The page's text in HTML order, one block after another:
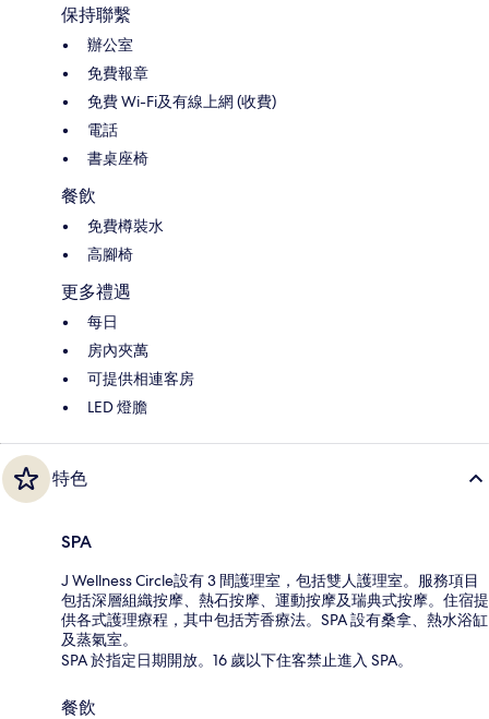
保持聯繫
辦公室
免費報章
免費 Wi-Fi及有線上網 (收費)
電話
書桌座椅
餐飲
免費樽裝水
高腳椅
更多禮遇
每日
房內夾萬
可提供相連客房
LED 燈膽
特色
SPA
J Wellness Circle設有 3 間護理室，包括雙人護理室。服務項目
包括深層組織按摩、熱石按摩、運動按摩及瑞典式按摩。住宿提
供各式護理療程，其中包括芳香療法。SPA 設有桑拿、熱水浴缸
及蒸氣室。
SPA 於指定日期開放。16 歲以下住客禁止進入 SPA。
餐飲